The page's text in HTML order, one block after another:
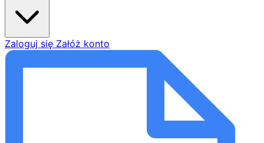
Zaloguj się Załóż konto